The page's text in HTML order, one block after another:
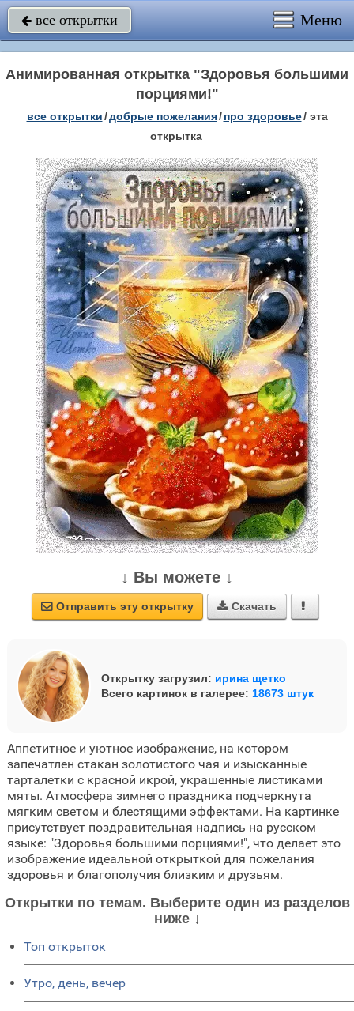
 все открытки Меню
Анимированная открытка "Здоровья большими
порциями!"
все открытки/добрые пожелания/ про здоровье/ эта
открытка
↓ Вы можете ↓
 Отправить эту открытку  Скачать 
Открытку загрузил: ирина щетко
Всего картинок в галерее: 18673 штук
Аппетитное и уютное изображение, на котором
запечатлен стакан золотистого чая и изысканные
тарталетки с красной икрой, украшенные листиками
мяты. Атмосфера зимнего праздника подчеркнута
мягким светом и блестящими эффектами. На картинке
присутствует поздравительная надпись на русском
языке: "Здоровья большими порциями!", что делает это
изображение идеальной открыткой для пожелания
здоровья и благополучия близким и друзьям.
Открытки по темам. Выберите один из разделов
ниже ↓
Топ открыток
Утро, день, вечер